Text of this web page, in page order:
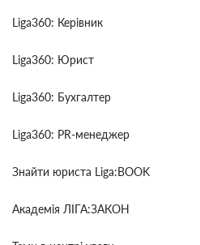
Liga360: Керівник
Liga360: Юрист
Liga360: Бухгалтер
Liga360: PR-менеджер
Знайти юриста Liga:BOOK
Академія ЛІГА:ЗАКОН